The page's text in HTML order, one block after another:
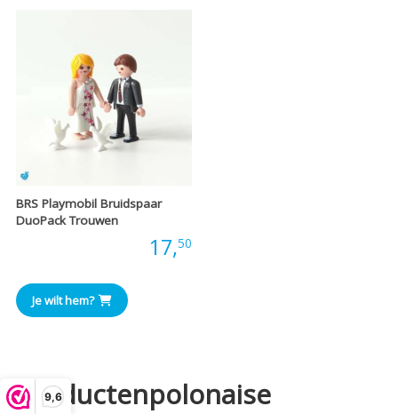
9,6
BRS Playmobil Bruidspaar
DuoPack Trouwen
17,50
Je wilt hem?
Productenpolonaise